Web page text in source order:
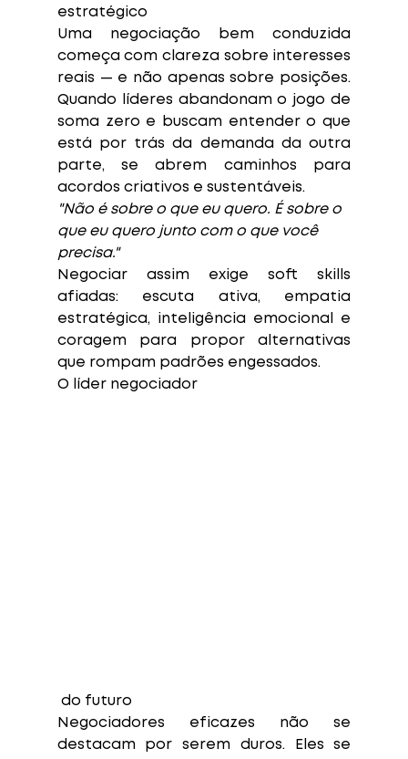
estratégico
Uma negociação bem conduzida
começa com clareza sobre interesses
reais — e não apenas sobre posições.
Quando líderes abandonam o jogo de
soma zero e buscam entender o que
está por trás da demanda da outra
parte, se abrem caminhos para
acordos criativos e sustentáveis.
"Não é sobre o que eu quero. É sobre o
que eu quero junto com o que você
precisa."
Negociar assim exige soft skills
afiadas: escuta ativa, empatia
estratégica, inteligência emocional e
coragem para propor alternativas
que rompam padrões engessados.
O líder negociador
do futuro
Negociadores eficazes não se
destacam por serem duros. Eles se